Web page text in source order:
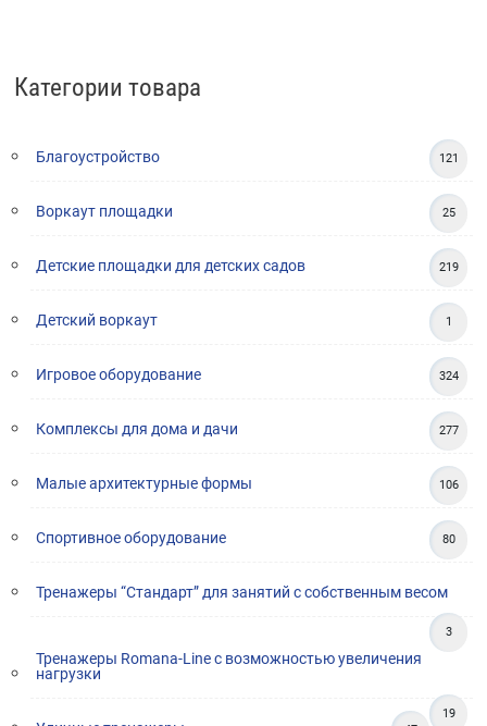
Категории товара
Благоустройство 121
Воркаут площадки 25
Детские площадки для детских садов 219
Детский воркаут 1
Игровое оборудование 324
Комплексы для дома и дачи 277
Малые архитектурные формы 106
Спортивное оборудование 80
Тренажеры “Стандарт” для занятий с собственным весом
3
Тренажеры Romana-Line с возможностью увеличения
нагрузки
19